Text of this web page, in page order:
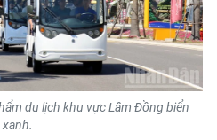
du lịch khu vực Lâm Đồng biển
xanh.